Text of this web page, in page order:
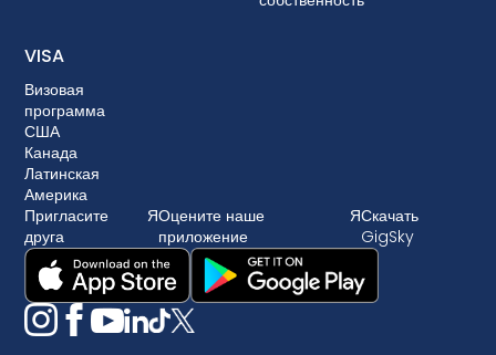
VISA
Визовая
программа
США
Канада
Латинская
Америка
Пригласите
друга
ЯОцените наше
приложение
ЯСкачать
GigSky